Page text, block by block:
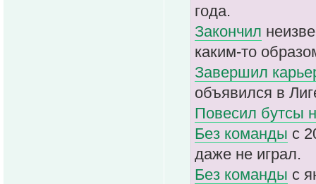
года.
Закончил
каким-то
Завершил
объявился в
Повесил бутсы
Без команды с
даже не играл.
Без команды с